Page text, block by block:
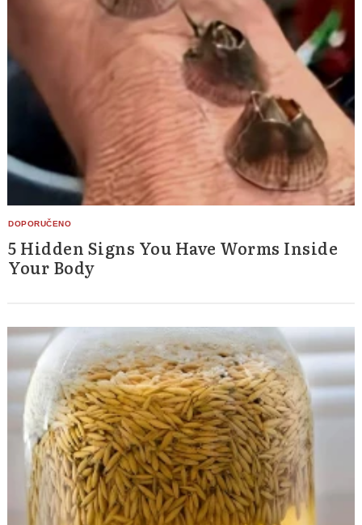
5 Hidden Signs You Have Worms Inside
Your Body